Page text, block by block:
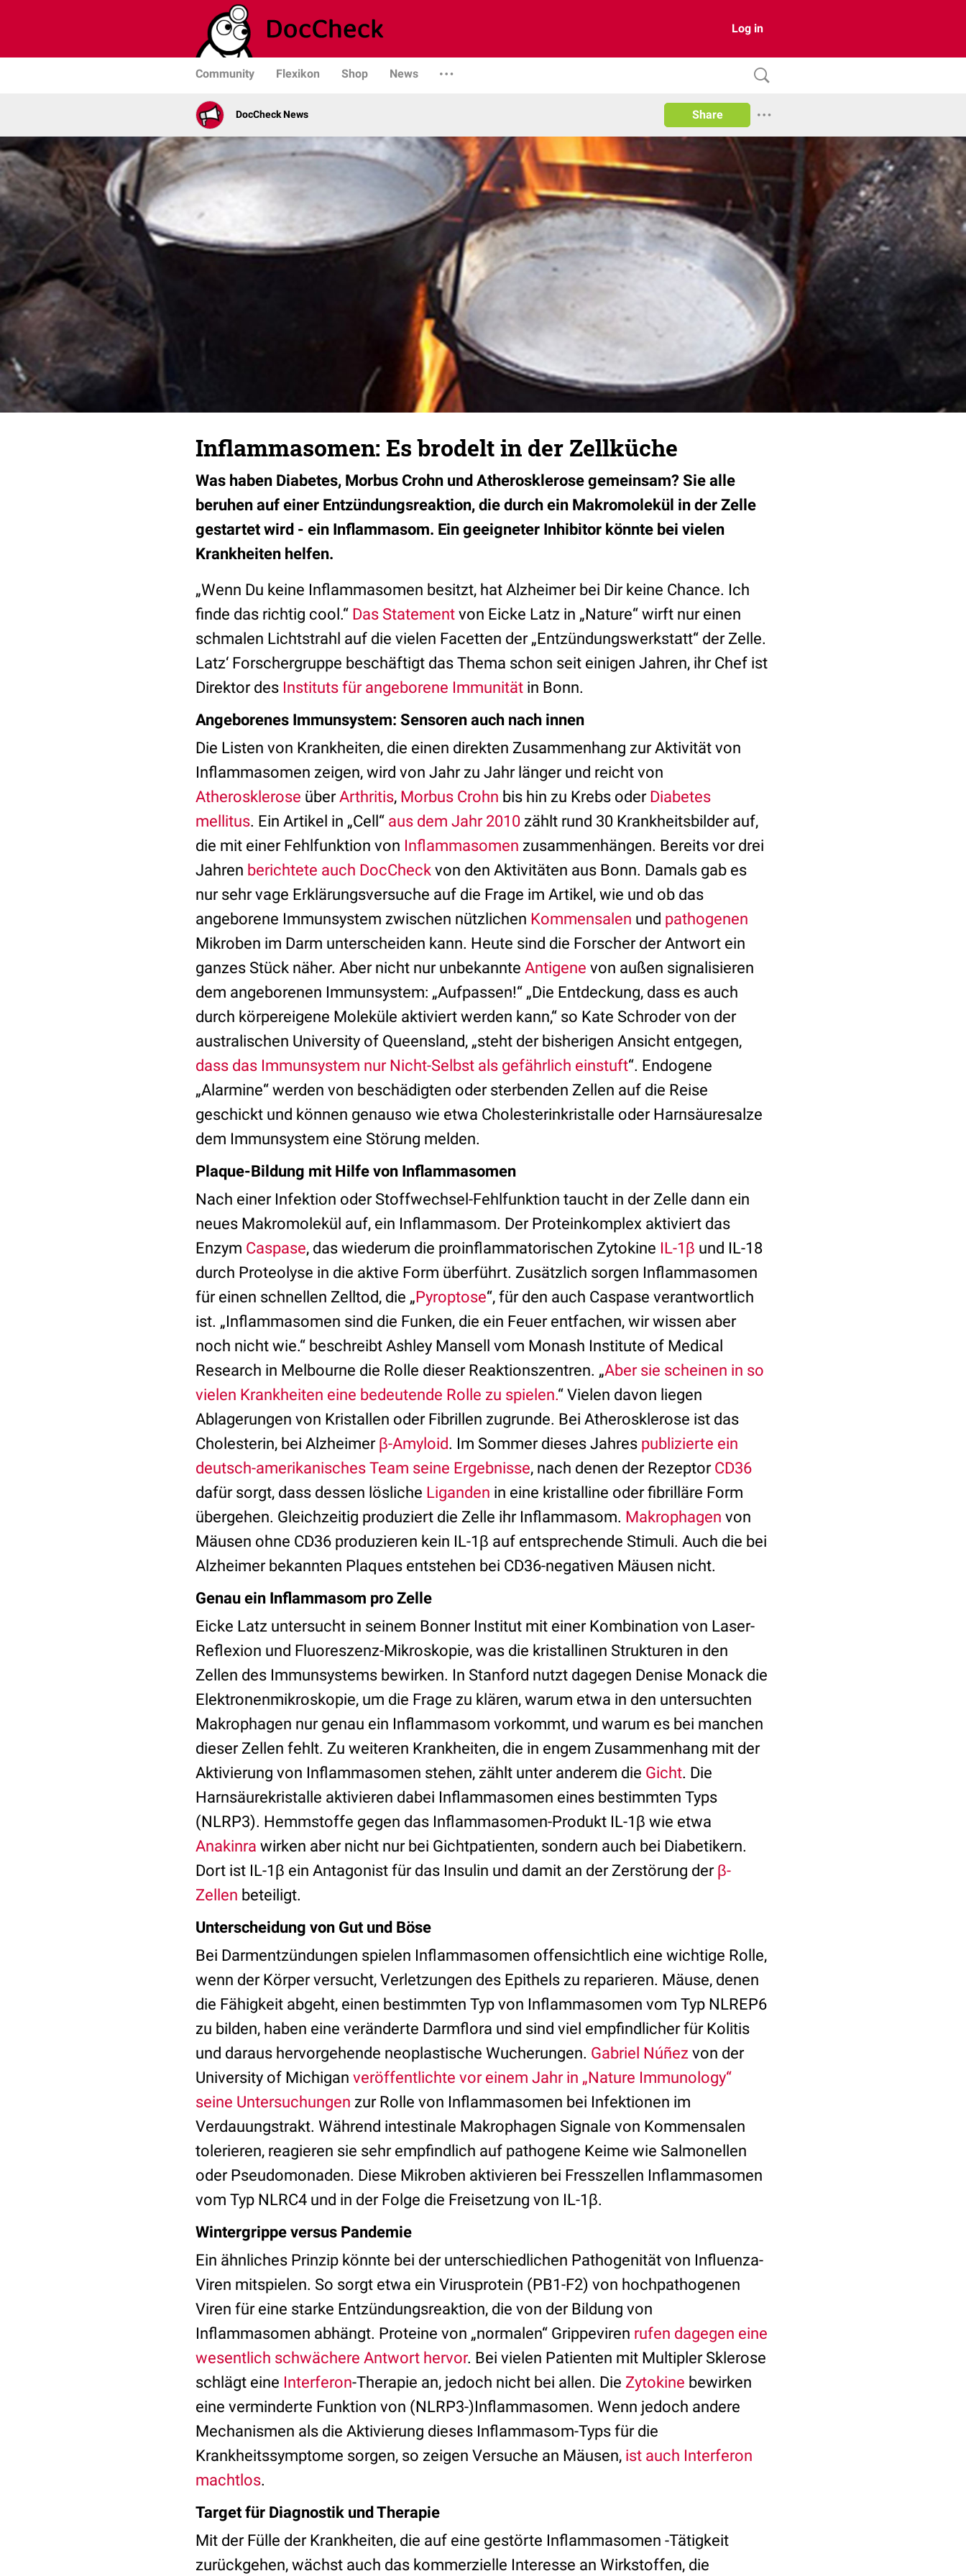
Log in
Community Flexikon Shop News
DocCheck News Share
Inflammasomen: Es brodelt in der Zellküche
Was haben Diabetes, Morbus Crohn und Atherosklerose gemeinsam? Sie alle
beruhen auf einer Entzündungsreaktion, die durch ein Makromolekül in der Zelle
gestartet wird - ein Inflammasom. Ein geeigneter Inhibitor könnte bei vielen
Krankheiten helfen.
„Wenn Du keine Inflammasomen besitzt, hat Alzheimer bei Dir keine Chance. Ich
finde das richtig cool.“ Das Statement von Eicke Latz in „Nature“ wirft nur einen
schmalen Lichtstrahl auf die vielen Facetten der „Entzündungswerkstatt“ der Zelle.
Latz‘ Forschergruppe beschäftigt das Thema schon seit einigen Jahren, ihr Chef ist
Direktor des Instituts für angeborene Immunität in Bonn.
Angeborenes Immunsystem: Sensoren auch nach innen
Die Listen von Krankheiten, die einen direkten Zusammenhang zur Aktivität von
Inflammasomen zeigen, wird von Jahr zu Jahr länger und reicht von
Atherosklerose überArthritis, Morbus Crohn bis hin zu Krebs oder Diabetes
mellitus. Ein Artikel in „Cell“ aus dem Jahr 2010 zählt rund 30 Krankheitsbilder auf,
die mit einer Fehlfunktion von Inflammasomen zusammenhängen. Bereits vor drei
Jahren berichtete auch DocCheck von den Aktivitäten aus Bonn. Damals gab es
nur sehr vage Erklärungsversuche auf die Frage im Artikel, wie und ob das
angeborene Immunsystem zwischen nützlichen Kommensalen und pathogenen
Mikroben im Darm unterscheiden kann. Heute sind die Forscher der Antwort ein
ganzes Stück näher. Aber nicht nur unbekannte Antigene von außen signalisieren
dem angeborenen Immunsystem: „Aufpassen!“ „Die Entdeckung, dass es auch
durch körpereigene Moleküle aktiviert werden kann,“ so Kate Schroder von der
australischen University of Queensland, „steht der bisherigen Ansicht entgegen,
dass das Immunsystem nur Nicht-Selbst als gefährlich einstuft“. Endogene
„Alarmine“ werden von beschädigten oder sterbenden Zellen auf die Reise
geschickt und können genauso wie etwa Cholesterinkristalle oder Harnsäuresalze
dem Immunsystem eine Störung melden.
Plaque-Bildung mit Hilfe von Inflammasomen
Nach einer Infektion oder Stoffwechsel-Fehlfunktion taucht in der Zelle dann ein
neues Makromolekül auf, ein Inflammasom. Der Proteinkomplex aktiviert das
Enzym Caspase, das wiederum die proinflammatorischen Zytokine IL-1β und IL-18
durch Proteolyse in die aktive Form überführt. Zusätzlich sorgen Inflammasomen
für einen schnellen Zelltod, die „Pyroptose“, für den auch Caspase verantwortlich
ist. „Inflammasomen sind die Funken, die ein Feuer entfachen, wir wissen aber
noch nicht wie.“ beschreibt Ashley Mansell vom Monash Institute of Medical
Research in Melbourne die Rolle dieser Reaktionszentren. „Aber sie scheinen in so
vielen Krankheiten eine bedeutende Rolle zu spielen.“ Vielen davon liegen
Ablagerungen von Kristallen oder Fibrillen zugrunde. Bei Atherosklerose ist das
Cholesterin, bei Alzheimer β-Amyloid. Im Sommer dieses Jahres publizierte ein
deutsch-amerikanisches Team seine Ergebnisse, nach denen der Rezeptor CD36
dafür sorgt, dass dessen lösliche Liganden in eine kristalline oder fibrilläre Form
übergehen. Gleichzeitig produziert die Zelle ihr Inflammasom. Makrophagen von
Mäusen ohne CD36 produzieren kein IL-1β auf entsprechende Stimuli. Auch die bei
Alzheimer bekannten Plaques entstehen bei CD36-negativen Mäusen nicht.
Genau ein Inflammasom pro Zelle
Eicke Latz untersucht in seinem Bonner Institut mit einer Kombination von Laser-
Reflexion und Fluoreszenz-Mikroskopie, was die kristallinen Strukturen in den
Zellen des Immunsystems bewirken. In Stanford nutzt dagegen Denise Monack die
Elektronenmikroskopie, um die Frage zu klären, warum etwa in den untersuchten
Makrophagen nur genau ein Inflammasom vorkommt, und warum es bei manchen
dieser Zellen fehlt. Zu weiteren Krankheiten, die in engem Zusammenhang mit der
Aktivierung von Inflammasomen stehen, zählt unter anderem die Gicht. Die
Harnsäurekristalle aktivieren dabei Inflammasomen eines bestimmten Typs
(NLRP3). Hemmstoffe gegen das Inflammasomen-Produkt IL-1β wie etwa
Anakinra wirken aber nicht nur bei Gichtpatienten, sondern auch bei Diabetikern.
Dort ist IL-1β ein Antagonist für das Insulin und damit an der Zerstörung der β-
Zellen beteiligt.
Unterscheidung von Gut und Böse
Bei Darmentzündungen spielen Inflammasomen offensichtlich eine wichtige Rolle,
wenn der Körper versucht, Verletzungen des Epithels zu reparieren. Mäuse, denen
die Fähigkeit abgeht, einen bestimmten Typ von Inflammasomen vom Typ NLREP6
zu bilden, haben eine veränderte Darmflora und sind viel empfindlicher für Kolitis
und daraus hervorgehende neoplastische Wucherungen. Gabriel Núñez von der
University of Michigan veröffentlichte vor einem Jahr in „Nature Immunology“
seine Untersuchungen zur Rolle von Inflammasomen bei Infektionen im
Verdauungstrakt. Während intestinale Makrophagen Signale von Kommensalen
tolerieren, reagieren sie sehr empfindlich auf pathogene Keime wie Salmonellen
oder Pseudomonaden. Diese Mikroben aktivieren bei Fresszellen Inflammasomen
vom Typ NLRC4 und in der Folge die Freisetzung von IL-1β.
Wintergrippe versus Pandemie
Ein ähnliches Prinzip könnte bei der unterschiedlichen Pathogenität von Influenza-
Viren mitspielen. So sorgt etwa ein Virusprotein (PB1-F2) von hochpathogenen
Viren für eine starke Entzündungsreaktion, die von der Bildung von
Inflammasomen abhängt. Proteine von „normalen“ Grippeviren rufen dagegen eine
wesentlich schwächere Antwort hervor. Bei vielen Patienten mit Multipler Sklerose
schlägt eine Interferon-Therapie an, jedoch nicht bei allen. Die Zytokine bewirken
eine verminderte Funktion von (NLRP3-)Inflammasomen. Wenn jedoch andere
Mechanismen als die Aktivierung dieses Inflammasom-Typs für die
Krankheitssymptome sorgen, so zeigen Versuche an Mäusen, ist auch Interferon
machtlos.
Target für Diagnostik und Therapie
Mit der Fülle der Krankheiten, die auf eine gestörte Inflammasomen -Tätigkeit
zurückgehen, wächst auch das kommerzielle Interesse an Wirkstoffen, die